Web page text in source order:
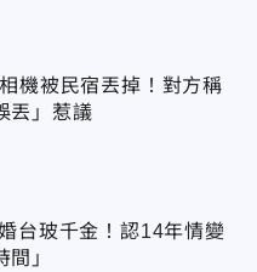
機被民宿丟掉！對方稱
丟」惹議
台玻千金！認14年情變
間」